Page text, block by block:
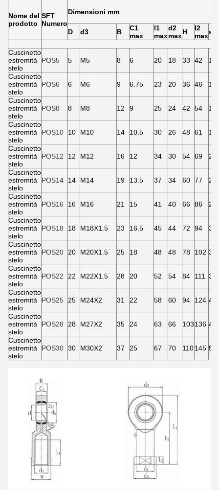
Nome del
prodotto
SFT
Numero
Dimensioni mm
D d3 B
C1
max
l1
max
d2
maxH
l2
maxsa
Cuscinetto
estremità
stelo
POS5 5 M5 8 6 20 18 33 42
Cuscinetto
estremità
stelo
POS6 6 M6 9 6.75 23 20 36 46
Cuscinetto
estremità
stelo
POS8 8 M8 12 9 25 24 42 54
Cuscinetto
estremità
stelo
POS10 10 M10 14 10.5 30 26 48 61
Cuscinetto
estremità
stelo
POS12 12 M12 16 12 34 30 54 69
Cuscinetto
estremità
stelo
POS14 14 M14 19 13.5 37 34 60 77
Cuscinetto
estremità
stelo
POS16 16 M16 21 15 41 40 66 86
Cuscinetto
estremità
stelo
POS18 18 M18X1.5 23 16.5 45 44 72 94
Cuscinetto
estremità
stelo
POS20 20 M20X1.5 25 18 48 48 78 102
Cuscinetto
estremità
stelo
POS22 22 M22X1.5 28 20 52 54 84 111
Cuscinetto
estremità
stelo
POS25 25 M24X2 31 22 58 60 94 124
Cuscinetto
estremità
stelo
POS28 28 M27X2 35 24 63 66 103136
Cuscinetto
estremità
stelo
POS30 30 M30X2 37 25 67 70 110145